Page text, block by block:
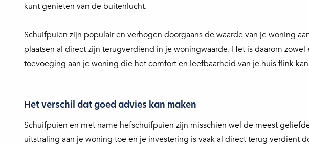
kunt genieten van de buitenlucht.
Schuifpuien zijn populair en verhogen doorgaans de waarde van je woning
plaatsen al direct zijn terugverdiend in je woningwaarde. Het is daarom zowel
toevoeging aan je woning die het comfort en leefbaarheid van je huis flink
Het verschil dat goed advies kan maken
Schuifpuien en met name hefschuifpuien zijn misschien wel de meest
uitstraling aan je woning toe en je investering is vaak al direct terug verdient